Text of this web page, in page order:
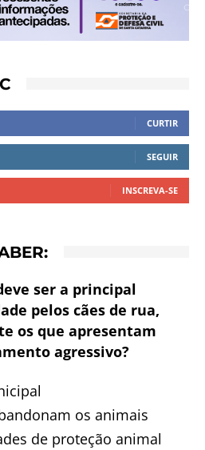
CURTIR
SEGUIR
INSCREVA-SE
ser a principal
pelos cães de rua,
os que apresentam
agressivo?
os animais
de proteção animal